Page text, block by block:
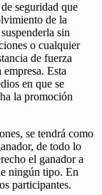
seguridad que
de la
sin
o cualquier
de fuerza
Esta
en que se
la promoción
se tendrá como
de todo lo
el ganador a
ningún tipo. En
participantes.